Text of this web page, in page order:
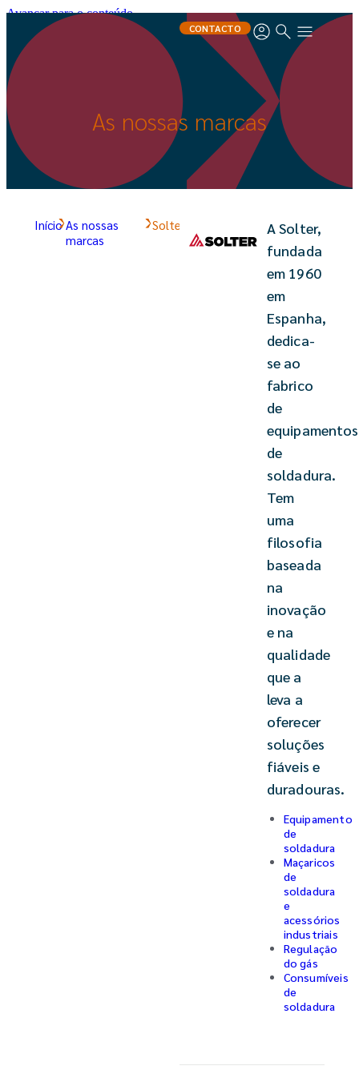
Avançar para o conteúdo
CONTACTO
As nossas marcas
Início As nossas
marcas
Solter
A Solter,
fundada
em 1960
em
Espanha,
dedica-
se ao
fabrico
de
equipamentos
de
soldadura.
Tem
uma
filosofia
baseada
na
inovação
e na
qualidade
que a
leva a
oferecer
soluções
fiáveis e
duradouras.
Equipamento
de
soldadura
Maçaricos
de
soldadura
e
acessórios
industriais
Regulação
do gás
Consumíveis
de
soldadura